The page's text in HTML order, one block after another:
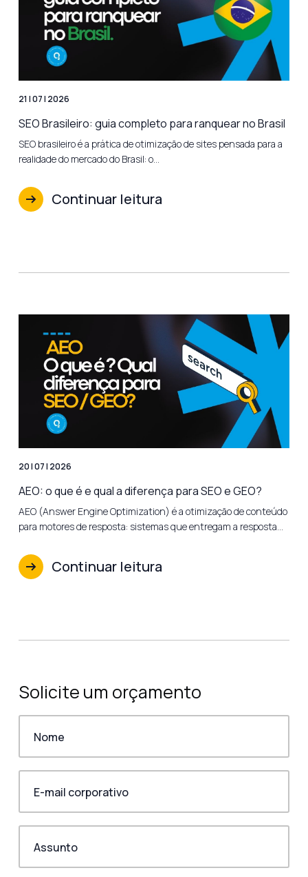
21 | 07 | 2026
SEO Brasileiro: guia completo para ranquear no Brasil
SEO brasileiro é a prática de otimização de sites pensada para a
realidade do mercado do Brasil: o…
Continuar leitura
20 | 07 | 2026
AEO: o que é e qual a diferença para SEO e GEO?
AEO (Answer Engine Optimization) é a otimização de conteúdo
para motores de resposta: sistemas que entregam a resposta…
Continuar leitura
Solicite um orçamento